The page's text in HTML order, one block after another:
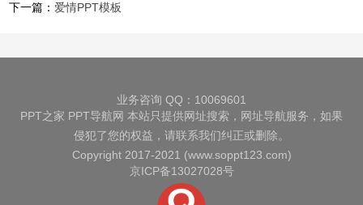
下一篇： 爱情PPT模板
业务咨询 QQ：10069601
PPT之家 PPT导航网 本站只提供网址搜索，网址导航服务，如果
侵犯了您的权益，请联系我们纠正或删除。
Copyright 2017-2021 (www.soppt123.com)
京ICP备13027028号